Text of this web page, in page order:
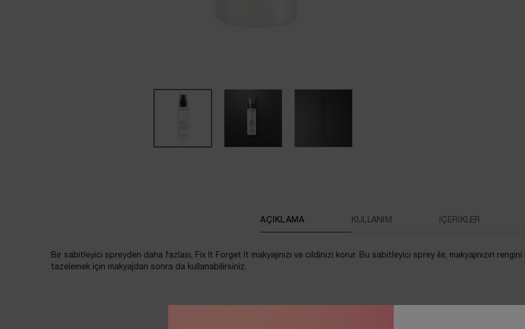
AÇIKLAMA KULLANIM İÇERİKLER
Bir sabitleyici spreyden daha fazlası, Fix It Forget It makyajınızı ve cildinizi korur. Bu sabitleyici sprey ile, makyajınızın rengini
tazelemek için makyajdan sonra da kullanabilirsiniz.